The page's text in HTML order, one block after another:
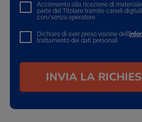
Acconsento alla ricezione di
parte del Titolare tramite canali
con/senza operatore
Dichiaro di aver preso visione dell’
trattamento dei dati personali
INVIA LA